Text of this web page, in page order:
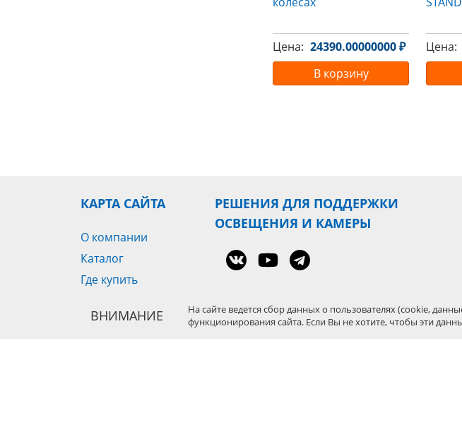
Цена: 24390.00000000 ₽
В корзину
Цена:
КАРТА САЙТА
О компании
Каталог
Где купить
Новости
РЕШЕНИЯ ДЛЯ ПОДДЕРЖКИ
ОСВЕЩЕНИЯ И КАМЕРЫ
СЦЕНИЧЕСКОЕ И СТУДИЙНОЕ
ОБОРУДОВАНИЕ
ВНИМАНИЕ
На сайте ведется сбор данных о пользователях (cookie,
функционирования сайта. Если Вы не хотите, чтобы эти